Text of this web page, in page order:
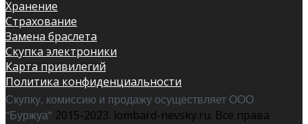
Хранение
Страхование
Замена браслета
Скупка электроники
Карта привилегий
Политика конфиденциальности
Скупку, комиссию и продажу осуществляет ООО
"Буржуа" 2015-2023. lombard-nevsky.ru. Все права